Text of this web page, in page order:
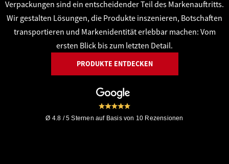
Verpackungen sind ein entscheidender Teil des Markenauftritts.
Wir gestalten Lösungen, die Produkte inszenieren, Botschaften
transportieren und Markenidentität erlebbar machen: Vom
ersten Blick bis zum letzten Detail.
PRODUKTE ENTDECKEN
Ø 4.8 / 5 Sternen auf Basis von 10 Rezensionen